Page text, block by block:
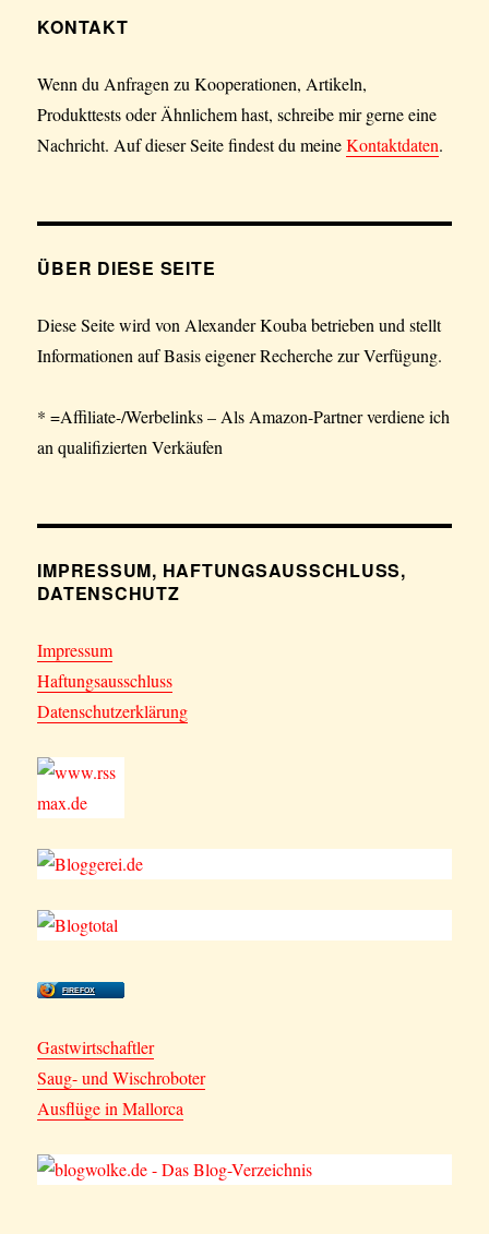
KONTAKT
Wenn du Anfragen zu Kooperationen, Artikeln,
Produkttests oder Ähnlichem hast, schreibe mir gerne eine
Nachricht. Auf dieser Seite findest du meineKontaktdaten.
ÜBER DIESE SEITE
Diese Seite wird von Alexander Kouba betrieben und stellt
Informationen auf Basis eigener Recherche zur Verfügung.
* =Affiliate-/Werbelinks – Als Amazon-Partner verdiene ich
an qualifizierten Verkäufen
IMPRESSUM, HAFTUNGSAUSSCHLUSS,
DATENSCHUTZ
Impressum
Haftungsausschluss
Datenschutzerklärung
FIREFOX
Gastwirtschaftler
Saug- und Wischroboter
Ausflüge in Mallorca